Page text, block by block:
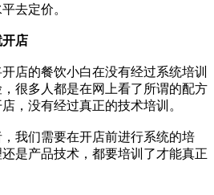
去定价。
店
的餐饮小白在没有经过系统培训
很多人都是在网上看了所谓的配方
，没有经过真正的技术培训。
们需要在开店前进行系统的培
是产品技术，都要培训了才能真正